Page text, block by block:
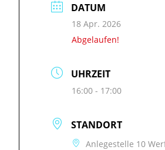
DATUM
18 Apr. 2026
Abgelaufen!
UHRZEIT
16:00 - 17:00
STANDORT
Anlegestelle 10